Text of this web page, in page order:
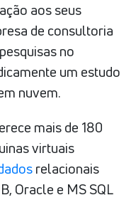
aos seus
de consultoria
no
um estudo
nuvem.
mais de 180
virtuais
relacionais
Oracle e MS SQL